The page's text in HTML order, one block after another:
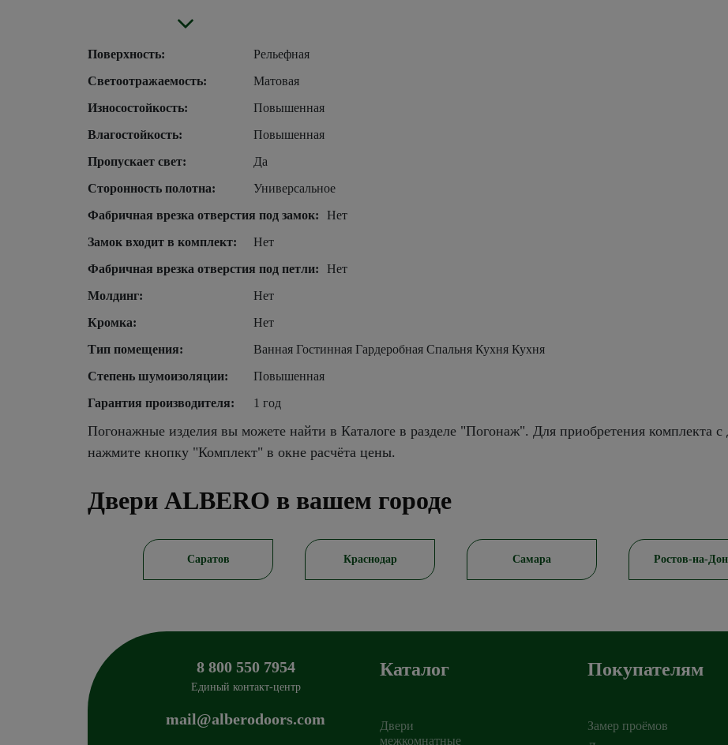
Поверхность:
Рельефная
Светоотражаемость:
Матовая
Износостойкость:
Повышенная
Влагостойкость:
Повышенная
Пропускает свет:
Да
Сторонность полотна:
Универсальное
Фабричная врезка отверстия под замок:
Нет
Замок входит в комплект:
Нет
Фабричная врезка отверстия под петли:
Нет
Молдинг:
Нет
Кромка:
Нет
Тип помещения:
Ванная Гостинная Гардеробная Спальня Кухня Кухня
Степень шумоизоляции:
Повышенная
Гарантия производителя:
1 год
Погонажные изделия вы можете найти в Каталоге в разделе "Погонаж". Для приобретения комплекта
нажмите кнопку "Комплект" в окне расчёта цены.
Двери ALBERO в вашем городе
Саратов Краснодар Самара Ростов-на-
8 800 550 7954
Единый контакт-центр
mail@alberodoors.com
Каталог
Двери
межкомнатные
Покупателям
Замер проёмов